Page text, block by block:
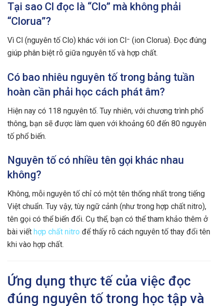
Tại sao Cl đọc là “Clo” mà không phải
“Clorua”?
Vì Cl (nguyên tố Clo) khác với ion Cl⁻ (ion Clorua). Đọc đúng
giúp phân biệt rõ giữa nguyên tố và hợp chất.
Có bao nhiêu nguyên tố trong bảng tuần
hoàn cần phải học cách phát âm?
Hiện nay có 118 nguyên tố. Tuy nhiên, với chương trình phổ
thông, bạn sẽ được làm quen với khoảng 60 đến 80 nguyên
tố phổ biến.
Nguyên tố có nhiều tên gọi khác nhau
không?
Không, mỗi nguyên tố chỉ có một tên thống nhất trong tiếng
Việt chuẩn. Tuy vậy, tùy ngữ cảnh (như trong hợp chất nitro),
tên gọi có thể biến đổi. Cụ thể, bạn có thể tham khảo thêm ở
bài viết hợp chất nitro để thấy rõ cách nguyên tố thay đổi tên
khi vào hợp chất.
Ứng dụng thực tế của việc đọc
đúng nguyên tố trong học tập và